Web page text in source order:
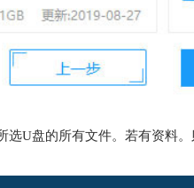
选U盘的所有文件。若有资料